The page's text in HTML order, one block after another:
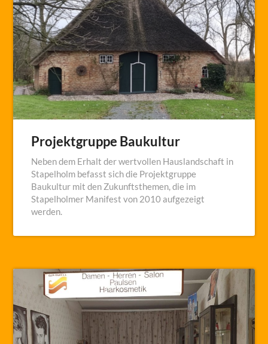
Projektgruppe Baukultur
Neben dem Erhalt der wertvollen Hauslandschaft in
Stapelholm befasst sich die Projektgruppe
Baukultur mit den Zukunftsthemen, die im
Stapelholmer Manifest von 2010 aufgezeigt
werden.